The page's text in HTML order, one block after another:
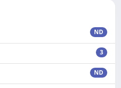
ND
3
ND